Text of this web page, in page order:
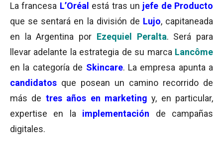
La francesa L’Oréal está tras un jefe de Producto
que se sentará en la división de Lujo, capitaneada
en la Argentina por Ezequiel Peralta. Será para
llevar adelante la estrategia de su marca Lancôme
en la categoría de Skincare. La empresa apunta a
candidatos que posean un camino recorrido de
más de tres años en marketing y, en particular,
expertise en la implementación de campañas
digitales.